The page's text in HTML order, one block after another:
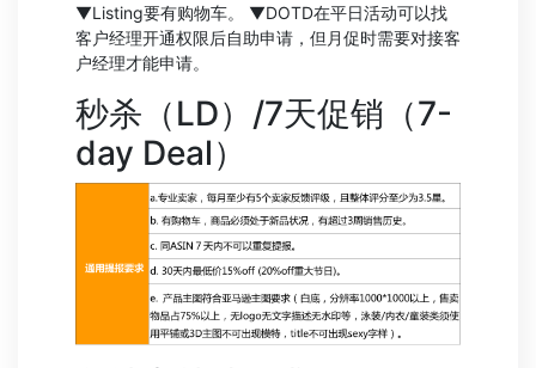
▼Listing要有购物车。 ▼DOTD在平日活动可以找
客户经理开通权限后自助申请，但月促时需要对接客
户经理才能申请。
秒杀（LD）/7天促销（7-
day Deal）